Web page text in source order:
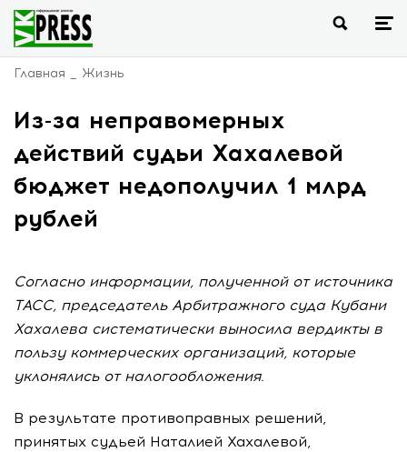
Главная Жизнь
Из-за неправомерных
действий судьи Хахалевой
бюджет недополучил 1 млрд
рублей
Согласно информации, полученной от источника
ТАСС, председатель Арбитражного суда Кубани
Хахалева систематически выносила вердикты в
пользу коммерческих организаций, которые
уклонялись от налогообложения.
В результате противоправных решений,
принятых судьей Наталией Хахалевой,